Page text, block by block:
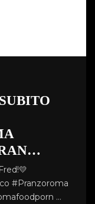
#Pranzoroma
…